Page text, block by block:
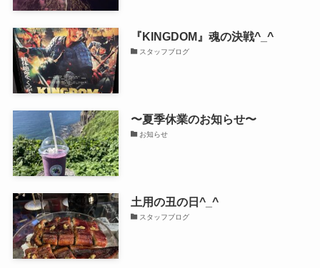
『KINGDOM』魂の決戦^_^
スタッフブログ
〜夏季休業のお知らせ〜
お知らせ
土用の丑の日^_^
スタッフブログ